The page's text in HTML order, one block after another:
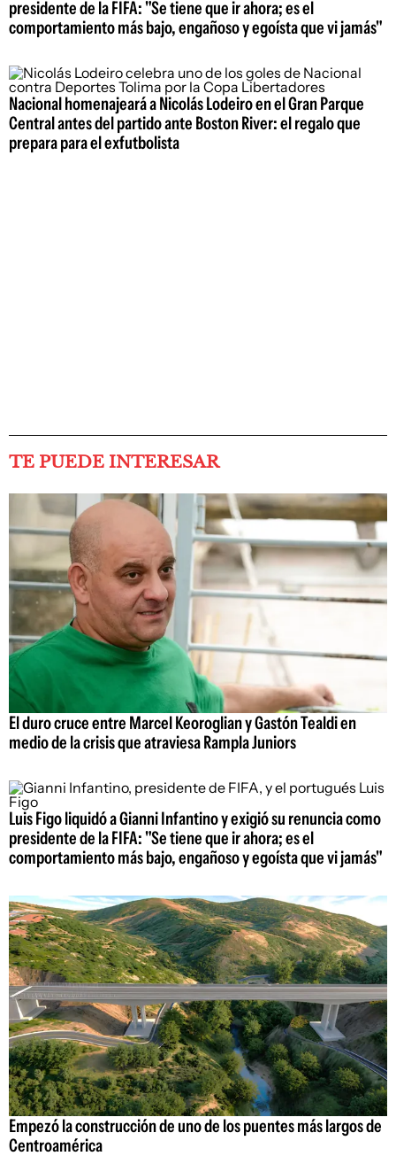
presidente de la FIFA: "Se tiene que ir ahora; es el
comportamiento más bajo, engañoso y egoísta que vi jamás"
Nacional homenajeará a Nicolás Lodeiro en el Gran Parque
Central antes del partido ante Boston River: el regalo que
prepara para el exfutbolista
TE PUEDE INTERESAR
El duro cruce entre Marcel Keoroglian y Gastón Tealdi en
medio de la crisis que atraviesa Rampla Juniors
Luis Figo liquidó a Gianni Infantino y exigió su renuncia como
presidente de la FIFA: "Se tiene que ir ahora; es el
comportamiento más bajo, engañoso y egoísta que vi jamás"
Empezó la construcción de uno de los puentes más largos de
Centroamérica